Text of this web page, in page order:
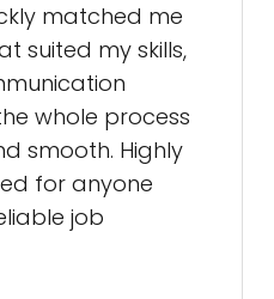
matched me
suited my skills,
whole process
smooth. Highly
for anyone
job